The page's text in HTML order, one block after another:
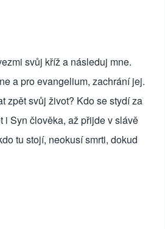
svůj kříž a následuj mne.
a pro evangelium, zachrání jej.
zpět svůj život? Kdo se stydí za
i Syn člověka, až přijde v slávě
tu stojí, neokusí smrti, dokud